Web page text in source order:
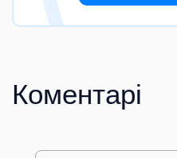
Коментарі